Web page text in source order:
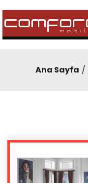
Ana Sayfa